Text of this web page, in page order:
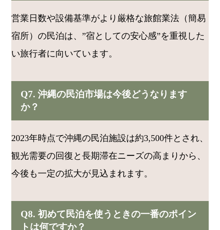
営業日数や設備基準がより厳格な旅館業法（簡易
宿所）の民泊は、”宿としての安心感”を重視した
い旅行者に向いています。
Q7. 沖縄の民泊市場は今後どうなります
か？
2023年時点で沖縄の民泊施設は約3,500件とされ、
観光需要の回復と長期滞在ニーズの高まりから、
今後も一定の拡大が見込まれます。
Q8. 初めて民泊を使うときの一番のポイン
トは何ですか？